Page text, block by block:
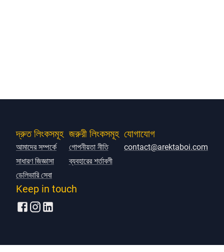
দ্রুত লিংকসমূহ
আমাদের সম্পর্কে
সাধারণ জিজ্ঞাসা
ডেলিভারি সেবা
জরুরী লিংকসমূহ
গোপনীয়তা নীতি
ব্যবহারের শর্তাবলী
যোগাযোগ
contact@arektaboi.com
Keep in touch